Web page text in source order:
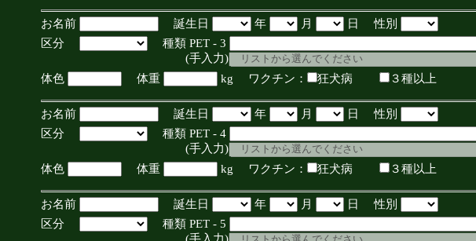
お名前 誕生日 年 月
日 性別
区分
種類 PET - 3
(手入力)
体色
体重 kg ワクチン： 狂犬病 ３種以上
お名前 誕生日 年 月
日 性別
区分
種類 PET - 4
(手入力)
体色
体重 kg ワクチン： 狂犬病 ３種以上
お名前 誕生日 年 月
日 性別
区分
種類 PET - 5